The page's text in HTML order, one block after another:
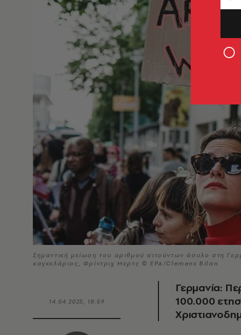
Σημαντική μείωση του αριθμού αιτούντων άσυλο στη
καγκελάριος, Φρίντριχ Μερτς © EPA/Clemens Bilan
14.04.2025, 18:59
Γερμανία:
100.000